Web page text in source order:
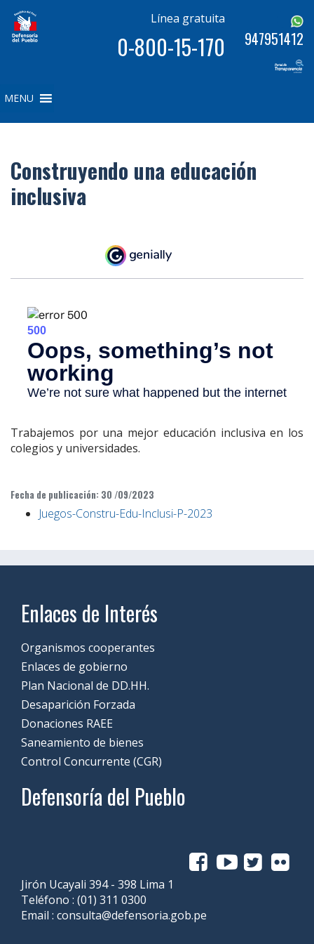
Línea gratuita
0-800-15-170 947951412
MENU
Construyendo una educación
inclusiva
Trabajemos por una mejor educación inclusiva en los
colegios y universidades.
Fecha de publicación: 30 /09/2023
Juegos-Constru-Edu-Inclusi-P-2023
Enlaces de Interés
Organismos cooperantes
Enlaces de gobierno
Plan Nacional de DD.HH.
Desaparición Forzada
Donaciones RAEE
Saneamiento de bienes
Control Concurrente (CGR)
Defensoría del Pueblo
Jirón Ucayali 394 - 398 Lima 1
Teléfono : (01) 311 0300
Email : consulta@defensoria.gob.pe